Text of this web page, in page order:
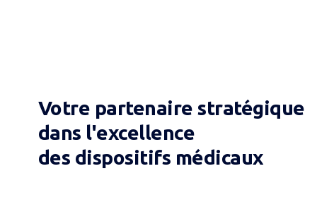
Votre partenaire stratégique
dans l'excellence
des dispositifs médicaux